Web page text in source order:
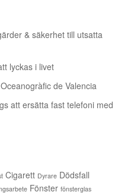
& säkerhet till utsatta
lyckas i livet
de Valencia
att ersätta fast telefoni med
Cigarett Dyrare Dödsfall
Fönster fönsterglas